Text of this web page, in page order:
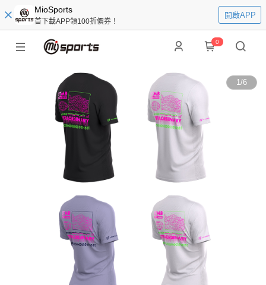
MioSports
首下載APP領100折價券！
開啟APP
0
1/6